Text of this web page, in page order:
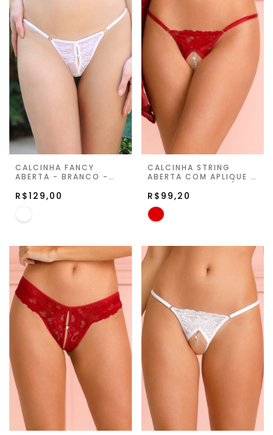
CALCINHA FANCY
ABERTA - BRANCO -
R$129,00
CALCINHA STRING
ABERTA COM APLIQUE -
R$99,20